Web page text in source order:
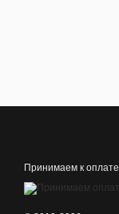
Принимаем к оплате